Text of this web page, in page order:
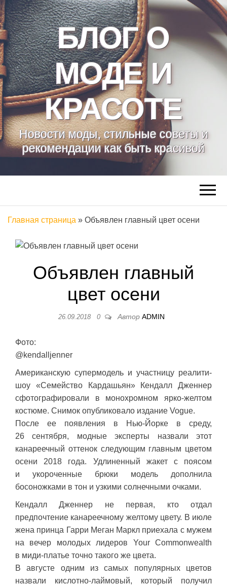
БЛОГ О
МОДЕ И
КРАСОТЕ
Новости моды, стильные советы и
рекомендации как быть красивой
Главная страница » Объявлен главный цвет осени
Объявлен главный
цвет осени
26.09.2018 0 Автор ADMIN
Фото:
@kendalljenner
Американскую супермодель и участницу реалити-
шоу «Семейство Кардашьян» Кендалл Дженнер
сфотографировали в монохромном ярко-желтом
костюме. Снимок опубликовало издание Vogue.
После ее появления в Нью-Йорке в среду,
26 сентября, модные эксперты назвали этот
канареечный оттенок следующим главным цветом
осени 2018 года. Удлиненный жакет с поясом
и укороченные брюки модель дополнила
босоножками в тон и узкими солнечными очками.
Кендалл Дженнер не первая, кто отдал
предпочтение канареечному желтому цвету. В июле
жена принца Гарри Меган Маркл приехала с мужем
на вечер молодых лидеров Your Commonwealth
в миди-платье точно такого же цвета.
В августе одним из самых популярных цветов
назвали кислотно-лаймовый, который получил